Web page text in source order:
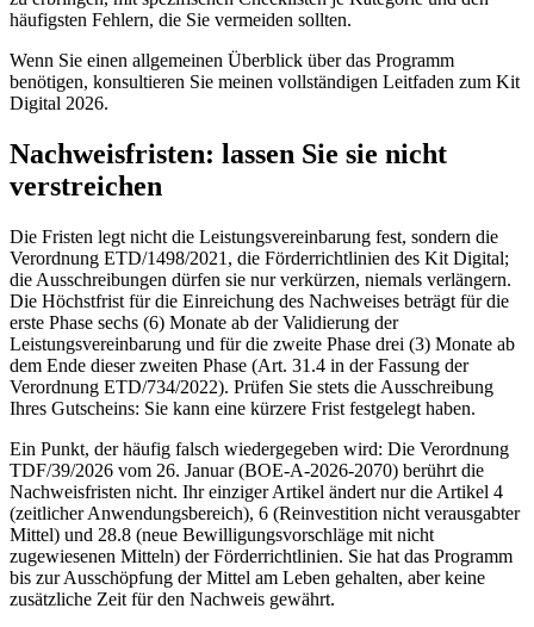
häufigsten Fehlern, die Sie vermeiden sollten.
Wenn Sie einen allgemeinen Überblick über das Programm
benötigen, konsultieren Sie meinen vollständigen Leitfaden zum Kit
Digital 2026.
Nachweisfristen: lassen Sie sie nicht
verstreichen
Die Fristen legt nicht die Leistungsvereinbarung fest, sondern die
Verordnung ETD/1498/2021, die Förderrichtlinien des Kit Digital;
die Ausschreibungen dürfen sie nur verkürzen, niemals verlängern.
Die Höchstfrist für die Einreichung des Nachweises beträgt für die
erste Phase sechs (6) Monate ab der Validierung der
Leistungsvereinbarung und für die zweite Phase drei (3) Monate ab
dem Ende dieser zweiten Phase (Art. 31.4 in der Fassung der
Verordnung ETD/734/2022). Prüfen Sie stets die Ausschreibung
Ihres Gutscheins: Sie kann eine kürzere Frist festgelegt haben.
Ein Punkt, der häufig falsch wiedergegeben wird: Die Verordnung
TDF/39/2026 vom 26. Januar (BOE-A-2026-2070) berührt die
Nachweisfristen nicht. Ihr einziger Artikel ändert nur die Artikel 4
(zeitlicher Anwendungsbereich), 6 (Reinvestition nicht verausgabter
Mittel) und 28.8 (neue Bewilligungsvorschläge mit nicht
zugewiesenen Mitteln) der Förderrichtlinien. Sie hat das Programm
bis zur Ausschöpfung der Mittel am Leben gehalten, aber keine
zusätzliche Zeit für den Nachweis gewährt.